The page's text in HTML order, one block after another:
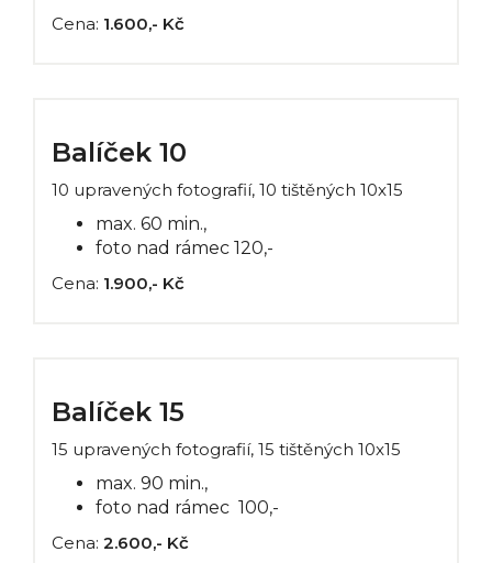
Cena: 1.600,- Kč
Balíček 10
10 upravených fotografií, 10 tištěných 10x15
max. 60 min.,
foto nad rámec 120,-
Cena: 1.900,- Kč
Balíček 15
15 upravených fotografií, 15 tištěných 10x15
max. 90 min.,
foto nad rámec 100,-
Cena: 2.600,- Kč